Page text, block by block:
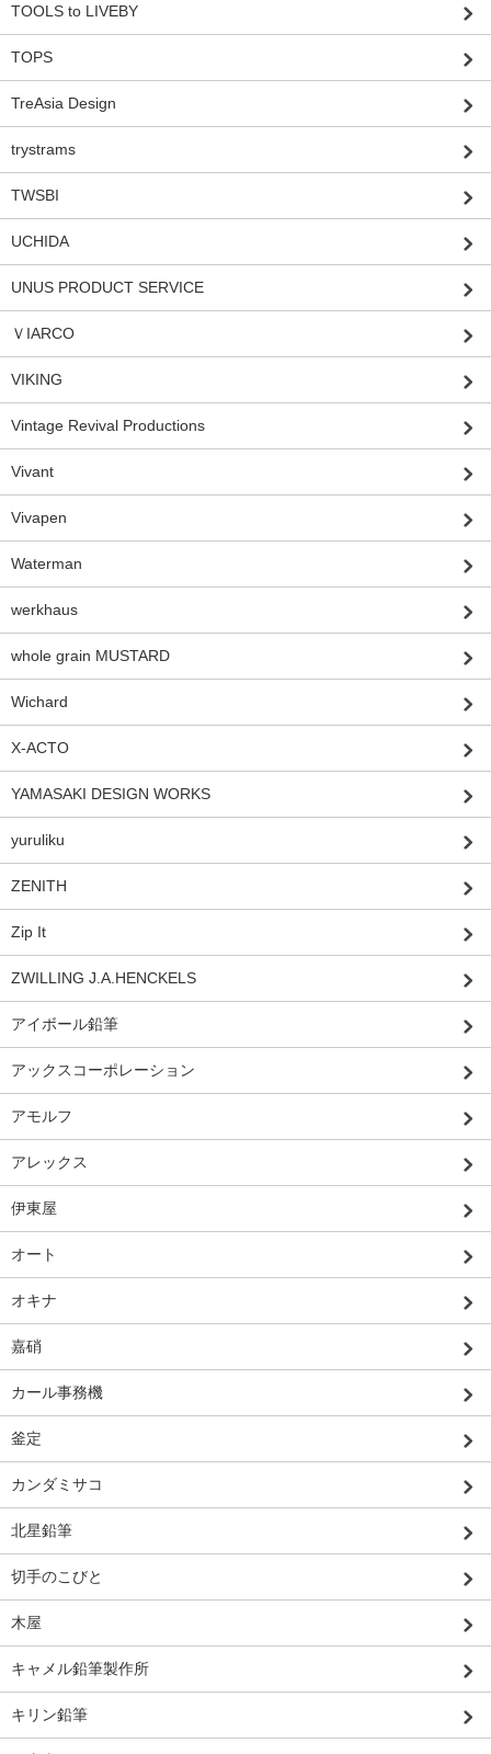
TOOLS to LIVEBY
TOPS
TreAsia Design
trystrams
TWSBI
UCHIDA
UNUS PRODUCT SERVICE
ＶIARCO
VIKING
Vintage Revival Productions
Vivant
Vivapen
Waterman
werkhaus
whole grain MUSTARD
Wichard
X-ACTO
YAMASAKI DESIGN WORKS
yuruliku
ZENITH
Zip It
ZWILLING J.A.HENCKELS
アイボール鉛筆
アックスコーポレーション
アモルフ
アレックス
伊東屋
オート
オキナ
嘉硝
カール事務機
釜定
カンダミサコ
北星鉛筆
切手のこびと
木屋
キャメル鉛筆製作所
キリン鉛筆